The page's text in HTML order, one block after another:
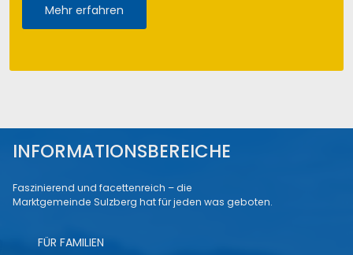
Mehr erfahren
INFORMATIONSBEREICHE
Faszinierend und facettenreich – die
Marktgemeinde Sulzberg hat für jeden was geboten.
FÜR FAMILIEN